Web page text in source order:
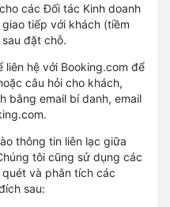
các Đối tác Kinh doanh
tiếp với khách (tiềm
đặt chỗ.
hệ với Booking.com để
câu hỏi cho khách,
bằng email bí danh, email
thông tin liên lạc giữa
tôi cũng sử dụng các
và phân tích các
sau: